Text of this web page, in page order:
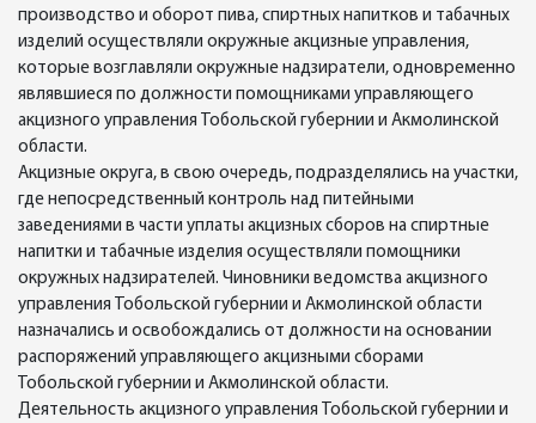
производство и оборот пива, спиртных напитков и табачных
изделий осуществляли окружные акцизные управления,
которые возглавляли окружные надзиратели, одновременно
являвшиеся по должности помощниками управляющего
акцизного управления Тобольской губернии и Акмолинской
области.
Акцизные округа, в свою очередь, подразделялись на участки,
где непосредственный контроль над питейными
заведениями в части уплаты акцизных сборов на спиртные
напитки и табачные изделия осуществляли помощники
окружных надзирателей. Чиновники ведомства акцизного
управления Тобольской губернии и Акмолинской области
назначались и освобождались от должности на основании
распоряжений управляющего акцизными сборами
Тобольской губернии и Акмолинской области.
Деятельность акцизного управления Тобольской губернии и